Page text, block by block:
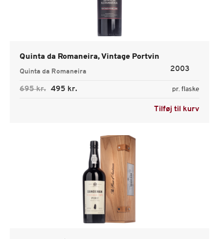
Quinta da Romaneira, Vintage Portvin
Quinta da Romaneira 2003
695 kr. 495 kr. pr. flaske
Tilføj til kurv